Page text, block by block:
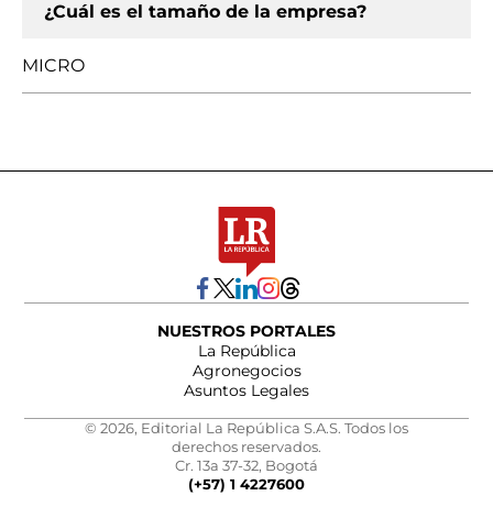
¿Cuál es el tamaño de la empresa?
MICRO
NUESTROS PORTALES
La República
Agronegocios
Asuntos Legales
© 2026, Editorial La República S.A.S. Todos los
derechos reservados.
Cr. 13a 37-32, Bogotá
(+57) 1 4227600